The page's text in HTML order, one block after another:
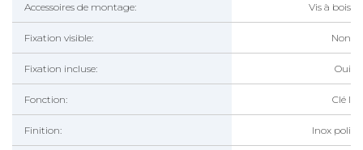
Accessoires de montage: Vis à bois
Fixation visible: Non
Fixation incluse: Oui
Fonction: Clé I
Finition: Inox poli